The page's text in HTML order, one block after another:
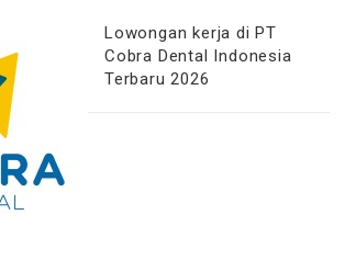
Lowongan kerja di PT
Cobra Dental Indonesia
Terbaru 2026